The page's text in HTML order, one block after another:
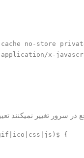
no-store
سرور تغییر نمیکنند
{